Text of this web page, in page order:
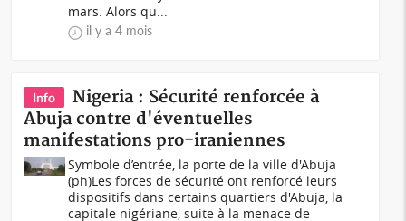
mars. Alors qu...
il y a 4 mois
Info
Nigeria : Sécurité renforcée à
Abuja contre d'éventuelles
manifestations pro-iraniennes
Symbole d’entrée, la porte de la ville d'Abuja
(ph)Les forces de sécurité ont renforcé leurs
dispositifs dans certains quartiers d'Abuja, la
capitale nigériane, suite à la menace de